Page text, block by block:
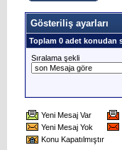
Gösteriliş ayarları
Toplam 0 adet konudan
Sıralama şekli
Yeni Mesaj Var
Yeni Mesaj Yok
Konu Kapatılmıştır